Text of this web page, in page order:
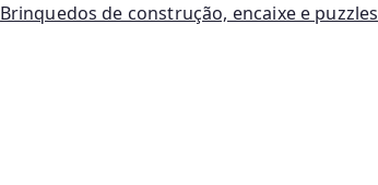
Brinquedos de construção, encaixe e puzzles